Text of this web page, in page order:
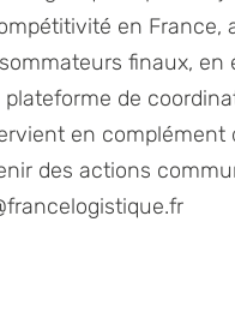
en
finaux,
plateforme de
en
des actions